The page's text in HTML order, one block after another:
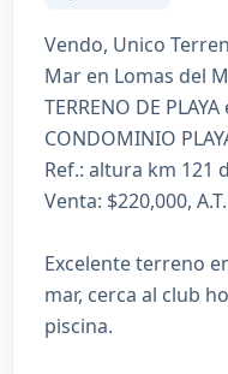
Vendo, Unico
Mar en Lomas del
TERRENO DE
CONDOMINIO
Ref.: altura km 121
Venta: $220,000,
Excelente terreno
mar, cerca al club
piscina.